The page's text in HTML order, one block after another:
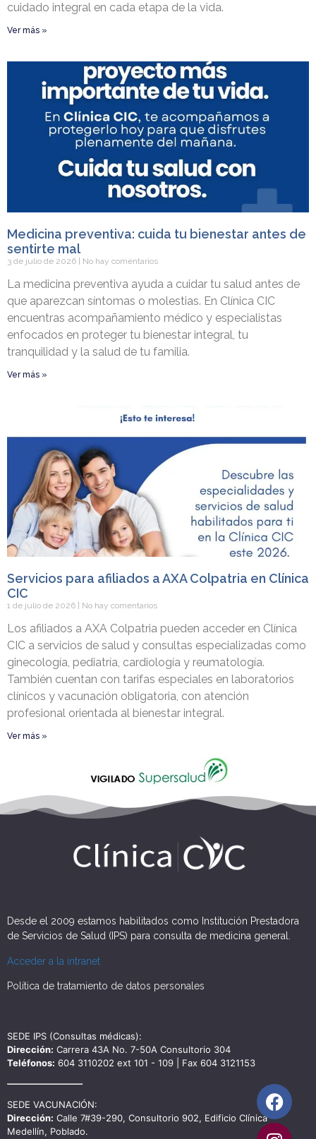
cuidado integral en cada etapa de la vida.
Ver más »
Medicina preventiva: cuida tu bienestar antes de
sentirte mal
3 de julio de 2026 No hay comentarios
La medicina preventiva ayuda a cuidar tu salud antes de
que aparezcan síntomas o molestias. En Clínica CIC
encuentras acompañamiento médico y especialistas
enfocados en proteger tu bienestar integral, tu
tranquilidad y la salud de tu familia.
Ver más »
Servicios para afiliados a AXA Colpatria en Clínica
CIC
1 de julio de 2026 No hay comentarios
Los afiliados a AXA Colpatria pueden acceder en Clínica
CIC a servicios de salud y consultas especializadas como
ginecología, pediatría, cardiología y reumatología.
También cuentan con tarifas especiales en laboratorios
clínicos y vacunación obligatoria, con atención
profesional orientada al bienestar integral.
Ver más »
Desde el 2009 estamos habilitados como Institución Prestadora
de Servicios de Salud (IPS) para consulta de medicina general.
Acceder a la intranet
Política de tratamiento de datos personales
SEDE IPS (Consultas médicas):
Dirección: Carrera 43A No. 7-50A Consultorio 304
Teléfonos: 604 3110202 ext 101 - 109 | Fax 604 3121153
SEDE VACUNACIÓN:
Dirección: Calle 7#39-290, Consultorio 902, Edificio Clínica
Medellín, Poblado.